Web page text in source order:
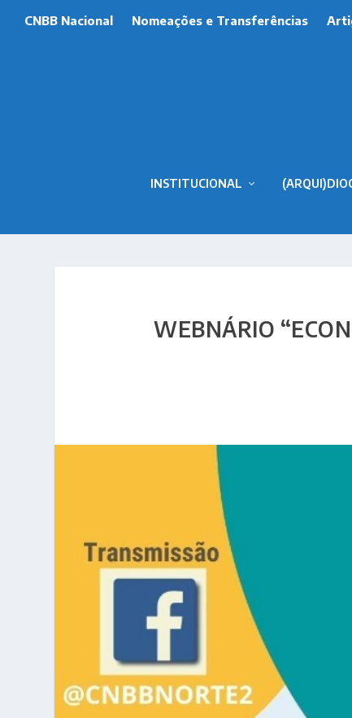
CNBB Nacional Nomeações e Transferências
INSTITUCIONAL
WEBNÁRIO